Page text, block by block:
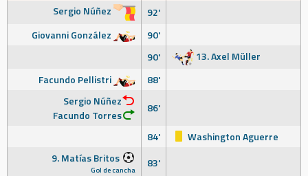
Sergio Núñez
92'
Giovanni González
90'
90'
13. Axel Müller
Facundo Pellistri
88'
Sergio Núñez
Facundo Torres
86'
84'
Washington Aguerre
9. Matías Britos
Gol de cancha
83'